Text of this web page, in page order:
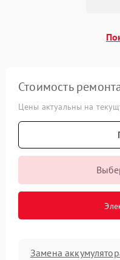
Стоимость
Цены актуальны на
Замена